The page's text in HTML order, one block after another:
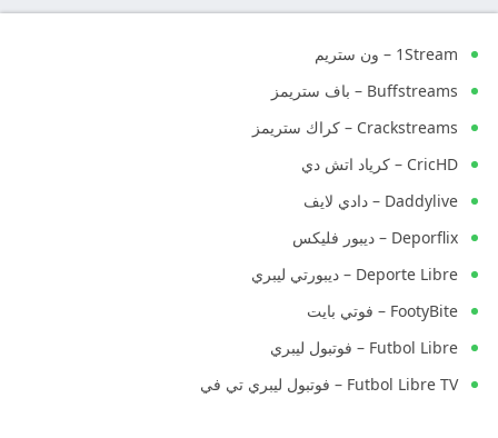
1Stream – ون ستريم
Buffstreams – باف ستريمز
Crackstreams – كراك ستريمز
CricHD – كرياد اتش دي
Daddylive – دادي لايف
Deporflix – ديبور فليكس
Deporte Libre – ديبورتي ليبري
FootyBite – فوتي بايت
Futbol Libre – فوتبول ليبري
Futbol Libre TV – فوتبول ليبري تي في